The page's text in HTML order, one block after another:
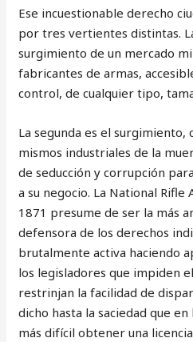
Ese incuestionable derecho
por tres vertientes distintas.
surgimiento de un mercado
fabricantes de armas,
control, de cualquier tipo,
La segunda es el surgimiento,
mismos industriales de la
de seducción y corrupción
a su negocio. La National Rifle
1871 presume de ser la más
defensora de los derechos
brutalmente activa haciendo
los legisladores que impiden
restrinjan la facilidad de
dicho hasta la saciedad que
más difícil obtener una